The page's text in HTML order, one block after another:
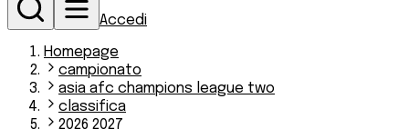
Accedi
Homepage
campionato
asia afc champions league two
classifica
2026 2027